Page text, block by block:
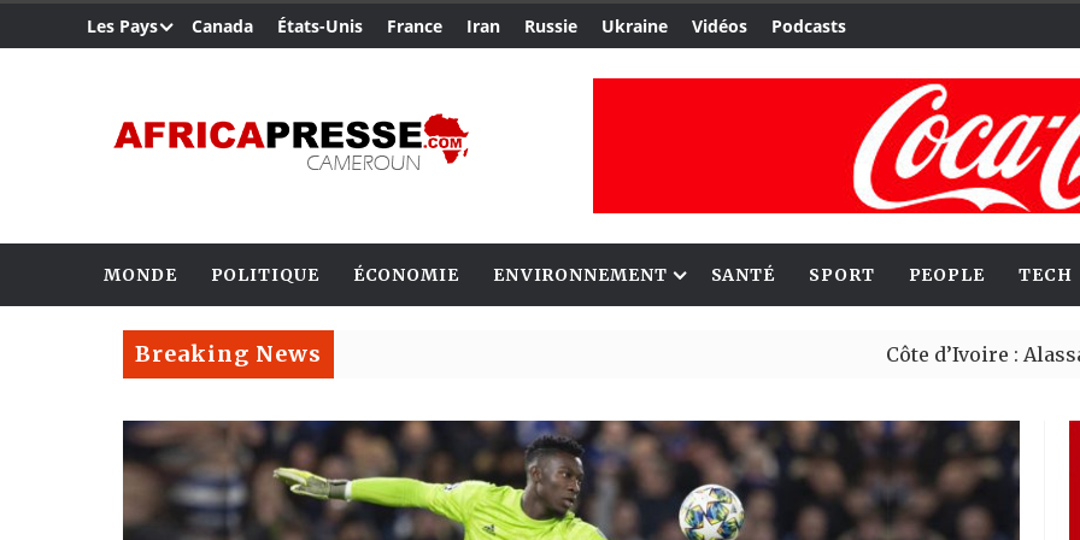
Les Pays Canada États-Unis France Iran Russie Ukraine Vidéos Podcasts
MONDE POLITIQUE ÉCONOMIE ENVIRONNEMENT SANTÉ SPORT PEOPLE TECH
Breaking News Côte d’Ivoire : Alassane